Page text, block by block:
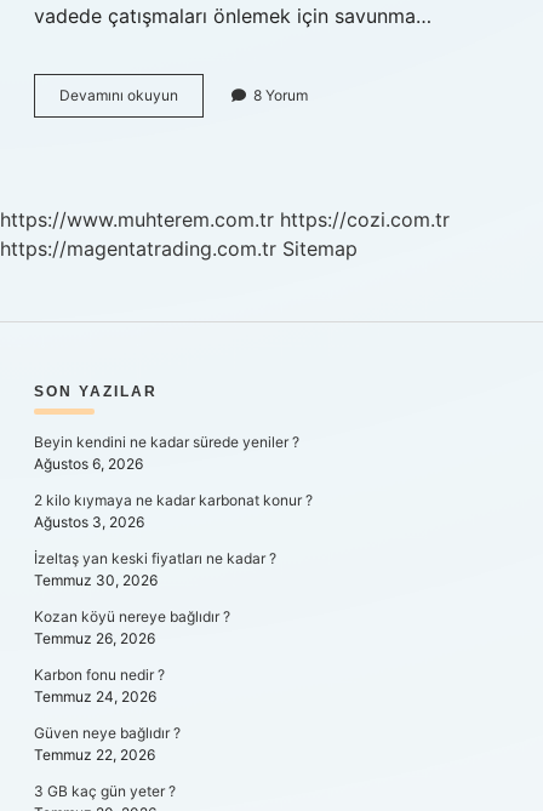
vadede çatışmaları önlemek için savunma…
Devamını okuyun Türkiyenin
Nato
8 Yorum
https://www.muhterem.com.tr https://cozi.com.tr
https://magentatrading.com.tr Sitemap
SIDEBAR
SON YAZILAR
Beyin kendini ne kadar sürede yeniler ?
Ağustos 6, 2026
2 kilo kıymaya ne kadar karbonat konur ?
Ağustos 3, 2026
İzeltaş yan keski fiyatları ne kadar ?
Temmuz 30, 2026
Kozan köyü nereye bağlıdır ?
Temmuz 26, 2026
Karbon fonu nedir ?
Temmuz 24, 2026
Güven neye bağlıdır ?
Temmuz 22, 2026
3 GB kaç gün yeter ?